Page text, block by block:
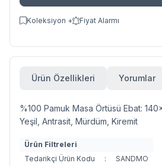
Koleksiyon + Fiyat Alarmı
Ürün Özellikleri Yorumlar
%100 Pamuk Masa Örtüsü Ebat:
Yeşil, Antrasit, Mürdüm, Kiremit
Ürün Filtreleri
Tedarikçi Ürün Kodu
: SANDMO